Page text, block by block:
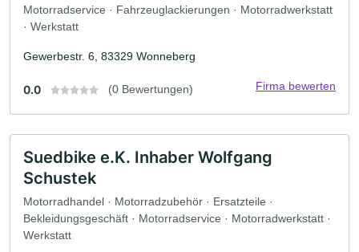
Motorradservice · Fahrzeuglackierungen · Motorradwerkstatt
· Werkstatt
Gewerbestr. 6, 83329 Wonneberg
0.0 (0 Bewertungen) Firma bewerten
Suedbike e.K. Inhaber Wolfgang
Schustek
Motorradhandel · Motorradzubehör · Ersatzteile ·
Bekleidungsgeschäft · Motorradservice · Motorradwerkstatt ·
Werkstatt